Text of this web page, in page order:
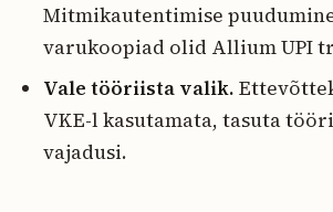
Mitmikautentimise
varukoopiad olid Allium UPI
Vale tööriista valik.
VKE-l kasutamata, tasuta
vajadusi.